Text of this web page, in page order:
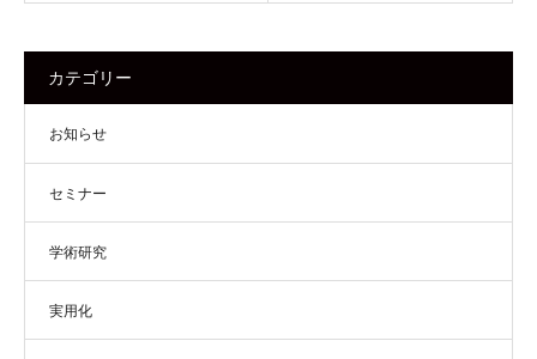
カテゴリー
お知らせ
セミナー
学術研究
実用化